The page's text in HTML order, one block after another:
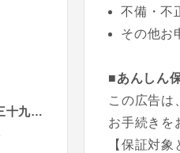
不備・不
その他お
■あんしん
この広告は
お手続きを
【保証対
プレミアム三十九雑穀米